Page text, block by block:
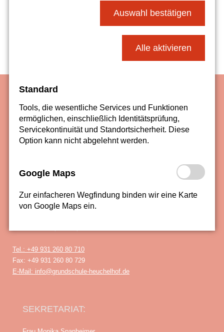
ANSCHRIFT:
Römer Straße 1
Tel.: +49 931 260 80 710
Fax: +49 931 260 80 729
E-Mail: info@grundschule-heuchelhof.de
SEKRETARIAT:
Auswahl bestätigen
Alle aktivieren
Standard
Tools, die wesentliche Services und Funktionen
ermöglichen, einschließlich Identitätsprüfung,
Servicekontinuität und Standortsicherheit. Diese
Option kann nicht abgelehnt werden.
Google Maps
Zur einfacheren Wegfindung binden wir eine Karte
von Google Maps ein.